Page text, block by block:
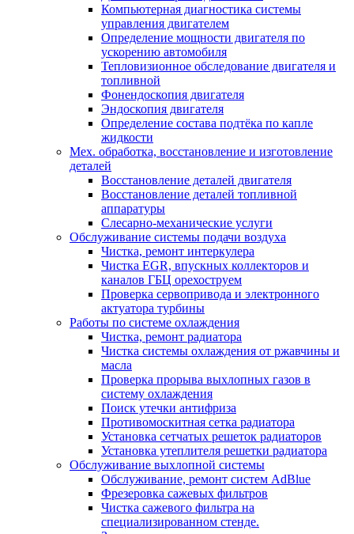
Компьютерная диагностика системы
управления двигателем
Определение мощности двигателя по
ускорению автомобиля
Тепловизионное обследование двигателя и
топливной
Фонендоскопия двигателя
Эндоскопия двигателя
Определение состава подтёка по капле
жидкости
Мех. обработка, восстановление и изготовление
деталей
Восстановление деталей двигателя
Восстановление деталей топливной
аппаратуры
Слесарно-механические услуги
Обслуживание системы подачи воздуха
Чистка, ремонт интеркулера
Чистка EGR, впускных коллекторов и
каналов ГБЦ орехоструем
Проверка сервопривода и электронного
актуатора турбины
Работы по системе охлаждения
Чистка, ремонт радиатора
Чистка системы охлаждения от ржавчины и
масла
Проверка прорыва выхлопных газов в
систему охлаждения
Поиск утечки антифриза
Противомоскитная сетка радиатора
Установка сетчатых решеток радиаторов
Установка утеплителя решетки радиатора
Обслуживание выхлопной системы
Обслуживание, ремонт систем AdBlue
Фрезеровка сажевых фильтров
Чистка сажевого фильтра на
специализированном стенде.